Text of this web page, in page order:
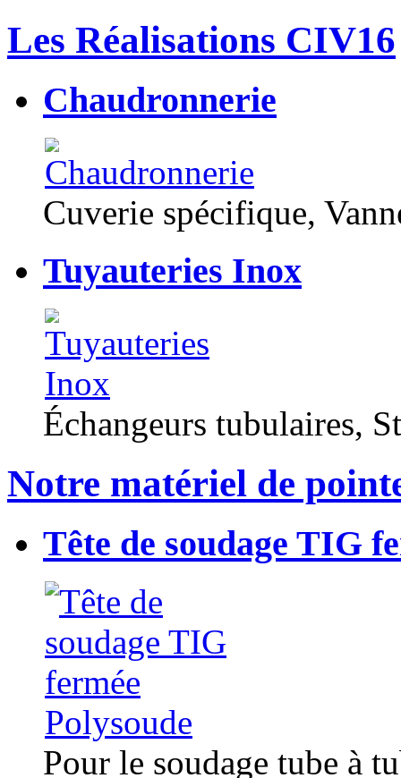
Les Réalisations CIV16
Chaudronnerie
Cuverie spécifique,
Tuyauteries Inox
Échangeurs tubulaires,
Notre matériel de
Tête de soudage TIG
Pour le soudage tube à